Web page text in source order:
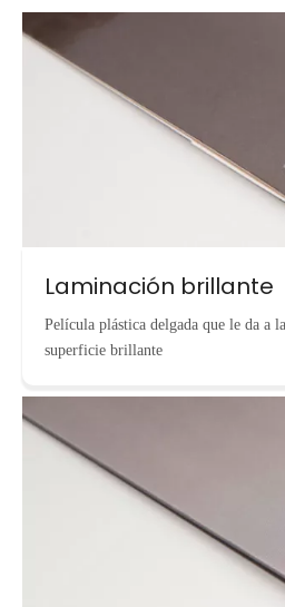
Laminación brillante
Película plástica delgada que le da a
superficie brillante